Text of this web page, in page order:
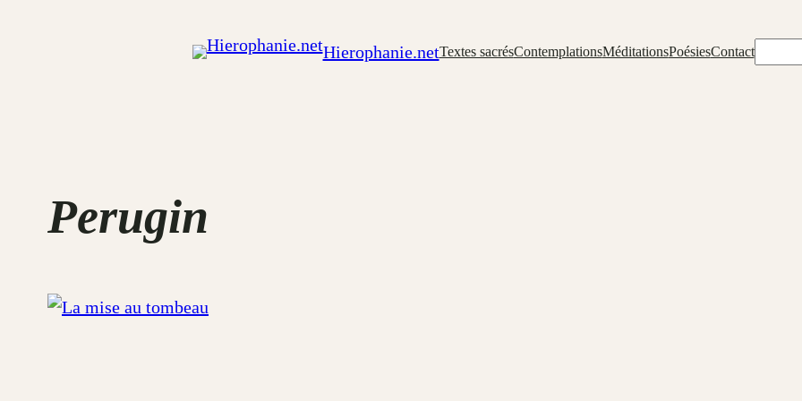
Hierophanie.netTextes sacrésContemplationsMéditationsPoésiesContact
Perugin